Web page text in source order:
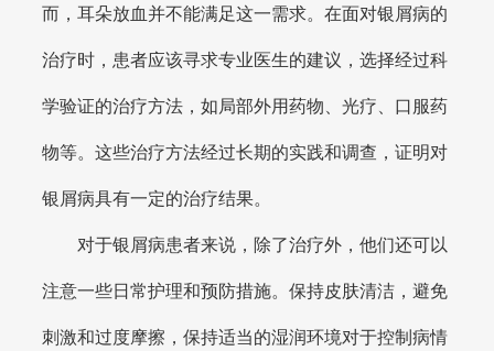
而，耳朵放血并不能满足这一需求。在面对银屑病的
治疗时，患者应该寻求专业医生的建议，选择经过科
学验证的治疗方法，如局部外用药物、光疗、口服药
物等。这些治疗方法经过长期的实践和调查，证明对
银屑病具有一定的治疗结果。
对于银屑病患者来说，除了治疗外，他们还可以
注意一些日常护理和预防措施。保持皮肤清洁，避免
刺激和过度摩擦，保持适当的湿润环境对于控制病情